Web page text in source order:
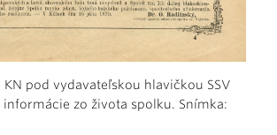
KN pod vydavateľskou hlavičkou SSV
zo života spolku. Snímka: